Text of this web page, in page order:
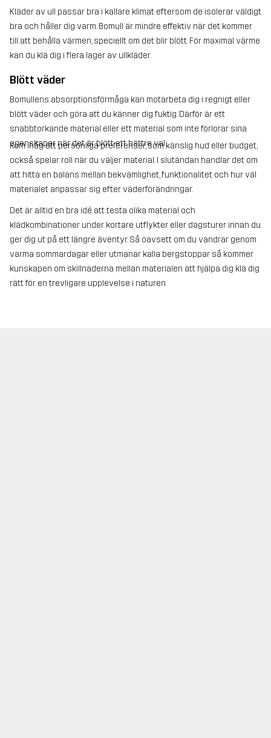
Kläder av ull passar bra i kallare klimat eftersom de isolerar väldigt
bra och håller dig varm. Bomull är mindre effektiv när det kommer
till att behålla värmen, speciellt om det blir blött. För maximal värme
kan du klä dig i flera lager av ullkläder.
Blött väder
Bomullens absorptionsförmåga kan motarbeta dig i regnigt eller
blött väder och göra att du känner dig fuktig. Därför är ett
snabbtorkande material eller ett material som inte förlorar sina
egenskaper när det är blött ett bättre val.
Kom ihåg att personliga preferenser, som känslig hud eller budget,
också spelar roll när du väljer material. I slutändan handlar det om
att hitta en balans mellan bekvämlighet, funktionalitet och hur väl
materialet anpassar sig efter väderförändringar.
Det är alltid en bra idé att testa olika material och
klädkombinationer under kortare utflykter eller dagsturer innan du
ger dig ut på ett längre äventyr. Så oavsett om du vandrar genom
varma sommardagar eller utmanar kalla bergstoppar så kommer
kunskapen om skillnaderna mellan materialen att hjälpa dig klä dig
rätt för en trevligare upplevelse i naturen.